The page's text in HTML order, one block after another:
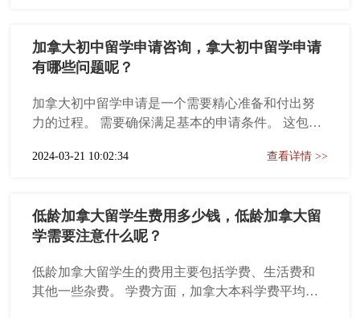
绩，至少42分以上。尽管部分学校可能会提供ESL课
程帮助国际学生提高英语水平，但具备良好的英语
加拿大初中留学申请咨询，拿大初中留学申请
有哪些问题呢？
加拿大初中留学申请是一个需要精心准备和付出努
力的过程。 需要确保满足基本的申请条件。 这包括
一定的标准。此外，你可能需要提供标准化的语言
同。 你需要准备并提交一系列的申请材料。 这些材
料可能包括你的护照复印件、在读证明或毕业证
推荐信等。这些材料将帮助学校了解你的学术能
力、个人兴趣和适应新环境的能力。
2024-03-21 10:02:34 查看详情 >>
低龄加拿大留学生费用多少钱，低龄加拿大留
学需要注意什么呢？
低龄加拿大留学生的费用主要包括学费、生活费和
其他一些杂费。 学费方面，加拿大本科学费平均每